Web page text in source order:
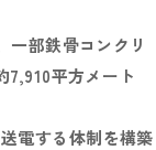
一部鉄骨コンクリ
7,910平方メート
電する体制を構築